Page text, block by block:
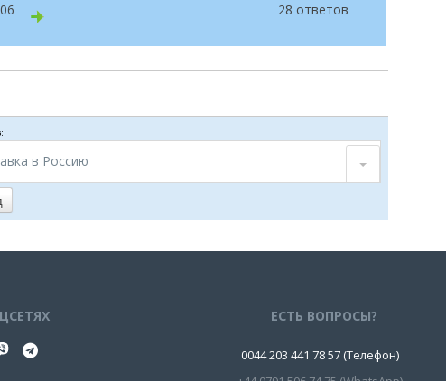
28 ответов
в Россию
ЕСТЬ ВОПРОСЫ?
0044 203 441 78 57 (Телефон)